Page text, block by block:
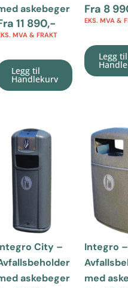
askebeger
11 890,-
MVA & FRAKT
Legg til
Handlekurv
Fra 8
EKS. MVA &
Legg til
City –
askebeger
Integro –
med